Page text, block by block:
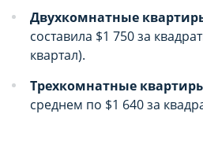
Двухкомнатные
составила $1 750 за
квартал).
Трехкомнатные
среднем по $1 640 за